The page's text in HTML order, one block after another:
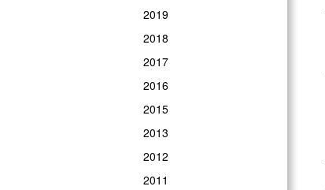
2019
2018
2017
2016
2015
2013
2012
2011